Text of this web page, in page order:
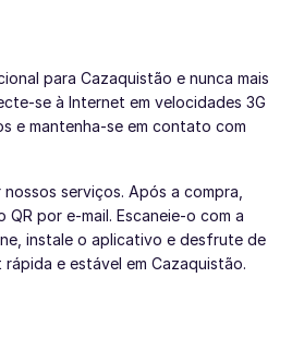
para Cazaquistão e nunca mais
se à Internet em velocidades 3G
e mantenha-se em contato com
serviços. Após a compra,
por e-mail. Escaneie-o com a
instale o aplicativo e desfrute de
e estável em Cazaquistão.